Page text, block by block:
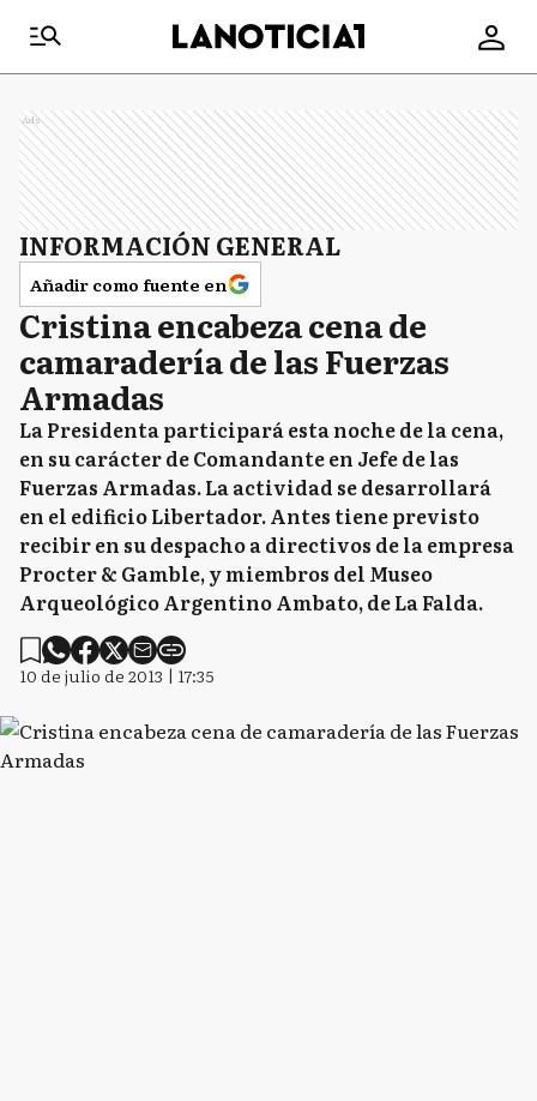
Ads
INFORMACIÓN GENERAL
Añadir como fuente en
Cristina encabeza cena de
camaradería de las Fuerzas
Armadas
La Presidenta participará esta noche de la cena,
en su carácter de Comandante en Jefe de las
Fuerzas Armadas. La actividad se desarrollará
en el edificio Libertador. Antes tiene previsto
recibir en su despacho a directivos de la empresa
Procter & Gamble, y miembros del Museo
Arqueológico Argentino Ambato, de La Falda.
10 de julio de 2013 | 17:35